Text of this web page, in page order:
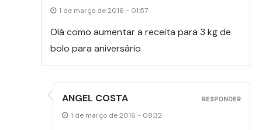
1 de março de 2016 - 01:57
Olá como aumentar a receita para 3 kg de
bolo para aniversário
ANGEL COSTA
1 de março de 2016 - 08:32
RESPONDER